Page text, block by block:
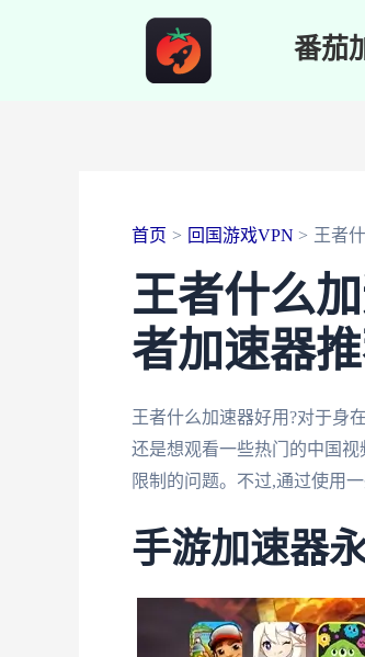
番茄
首页 回国游戏VPN 王者
王者什么
者加速器
王者什么加速器好用?对于身
还是想观看一些热门的中国
限制的问题。不过,通过使用
手游加速器